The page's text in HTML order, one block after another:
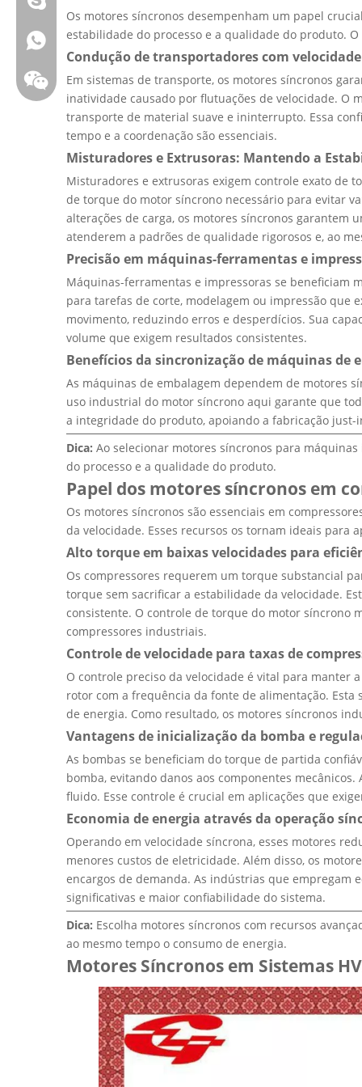
Os motores síncronos desempenham um papel
estabilidade do processo e a qualidade do produto.
Condução de transportadores com
Em sistemas de transporte, os motores síncronos
inatividade causado por flutuações de velocidade.
transporte de material suave e ininterrupto. Essa
tempo e a coordenação são essenciais.
Misturadores e Extrusoras: Mantendo a
Misturadores e extrusoras exigem controle exato de
de torque do motor síncrono necessário para evitar
alterações de carga, os motores síncronos garantem
atenderem a padrões de qualidade rigorosos e, ao
Precisão em máquinas-ferramentas e
Máquinas-ferramentas e impressoras se beneficiam
para tarefas de corte, modelagem ou impressão que
movimento, reduzindo erros e desperdícios. Sua
volume que exigem resultados consistentes.
Benefícios da sincronização de máquinas de
As máquinas de embalagem dependem de motores
uso industrial do motor síncrono aqui garante que
a integridade do produto, apoiando a fabricação
Dica: Ao selecionar motores síncronos para
do processo e a qualidade do produto.
Papel dos motores síncronos em
Os motores síncronos são essenciais em
da velocidade. Esses recursos os tornam ideais para
Alto torque em baixas velocidades para
Os compressores requerem um torque substancial
torque sem sacrificar a estabilidade da velocidade.
consistente. O controle de torque do motor síncrono
compressores industriais.
Controle de velocidade para taxas de
O controle preciso da velocidade é vital para manter
rotor com a frequência da fonte de alimentação.
de energia. Como resultado, os motores síncronos
Vantagens de inicialização da bomba e
As bombas se beneficiam do torque de partida
bomba, evitando danos aos componentes
fluido. Esse controle é crucial em aplicações que
Economia de energia através da operação
Operando em velocidade síncrona, esses motores
menores custos de eletricidade. Além disso, os
encargos de demanda. As indústrias que empregam
significativas e maior confiabilidade do sistema.
Dica: Escolha motores síncronos com recursos
ao mesmo tempo o consumo de energia.
Motores Síncronos em Sistemas
Whatsapp:+86 13808637315
Bate-papo: weiyu287